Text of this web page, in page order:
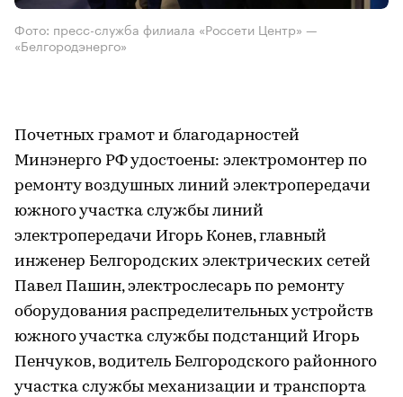
Фото: пресс-служба филиала «Россети Центр» —
«Белгородэнерго»
Почетных грамот и благодарностей
Минэнерго РФ удостоены: электромонтер по
ремонту воздушных линий электропередачи
южного участка службы линий
электропередачи Игорь Конев, главный
инженер Белгородских электрических сетей
Павел Пашин, электрослесарь по ремонту
оборудования распределительных устройств
южного участка службы подстанций Игорь
Пенчуков, водитель Белгородского районного
участка службы механизации и транспорта